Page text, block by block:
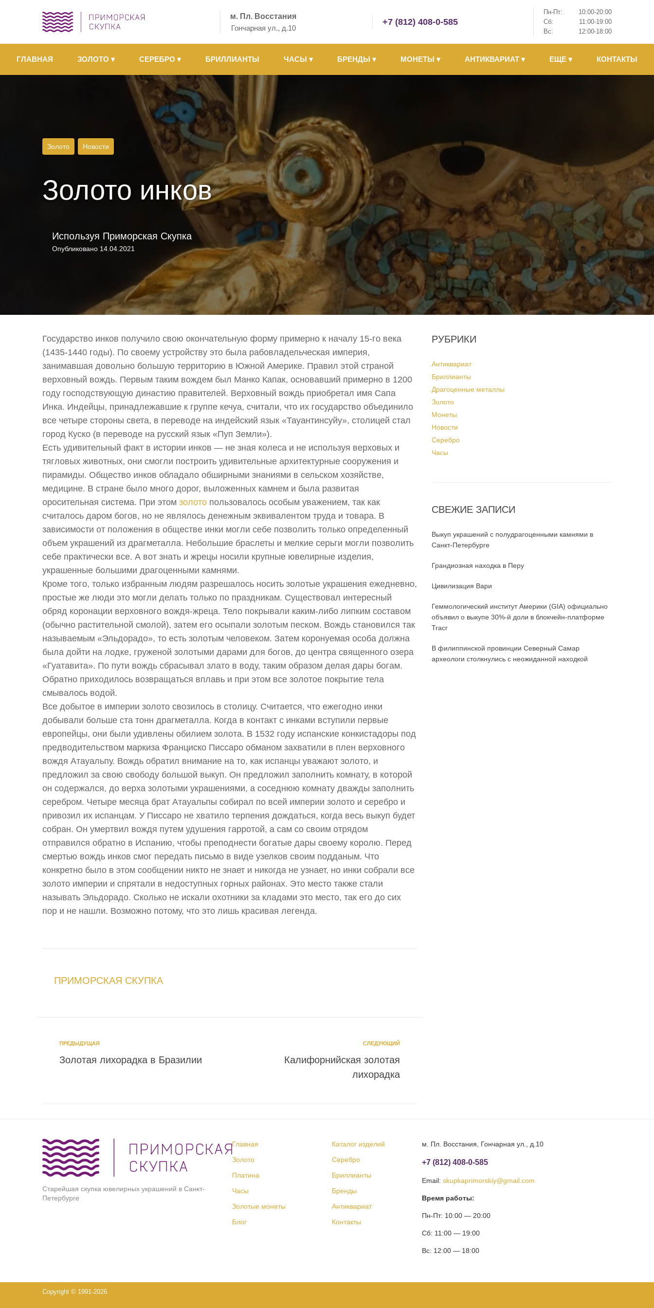
м. Пл. Восстания
Гончарная ул., д.10
+7 (812) 408-0-585
Пн-Пт:
10:00-20:00
Сб:
11:00-19:00
Вс:
12:00-18:00
ГЛАВНАЯ ЗОЛОТО ▾ СЕРЕБРО ▾ БРИЛЛИАНТЫ ЧАСЫ ▾ БРЕНДЫ ▾ МОНЕТЫ ▾ АНТИКВАРИАТ ▾ ЕЩЕ ▾ КОНТАКТЫ
Золото Новости
Золото инков
Используя Приморская Скупка
Опубликовано 14.04.2021
Государство инков получило свою окончательную форму примерно к началу 15-го века
(1435-1440 годы). По своему устройству это была рабовладельческая империя,
занимавшая довольно большую территорию в Южной Америке. Правил этой страной
верховный вождь. Первым таким вождем был Манко Капак, основавший примерно в 1200
году господствующую династию правителей. Верховный вождь приобретал имя Сапа
Инка. Индейцы, принадлежавшие к группе кечуа, считали, что их государство объединило
все четыре стороны света, в переводе на индейский язык «Тауантинсуйу», столицей стал
город Куско (в переводе на русский язык «Пуп Земли»).
Есть удивительный факт в истории инков — не зная колеса и не используя верховых и
тягловых животных, они смогли построить удивительные архитектурные сооружения и
пирамиды. Общество инков обладало обширными знаниями в сельском хозяйстве,
медицине. В стране было много дорог, выложенных камнем и была развитая
оросительная система. При этом золото пользовалось особым уважением, так как
считалось даром богов, но не являлось денежным эквивалентом труда и товара. В
зависимости от положения в обществе инки могли себе позволить только определенный
объем украшений из драгметалла. Небольшие браслеты и мелкие серьги могли позволить
себе практически все. А вот знать и жрецы носили крупные ювелирные изделия,
украшенные большими драгоценными камнями.
Кроме того, только избранным людям разрешалось носить золотые украшения ежедневно,
простые же люди это могли делать только по праздникам. Существовал интересный
обряд коронации верховного вождя-жреца. Тело покрывали каким-либо липким составом
(обычно растительной смолой), затем его осыпали золотым песком. Вождь становился так
называемым «Эльдорадо», то есть золотым человеком. Затем коронуемая особа должна
была дойти на лодке, груженой золотыми дарами для богов, до центра священного озера
«Гуатавита». По пути вождь сбрасывал злато в воду, таким образом делая дары богам.
Обратно приходилось возвращаться вплавь и при этом все золотое покрытие тела
смывалось водой.
Все добытое в империи золото свозилось в столицу. Считается, что ежегодно инки
добывали больше ста тонн драгметалла. Когда в контакт с инками вступили первые
европейцы, они были удивлены обилием золота. В 1532 году испанские конкистадоры под
предводительством маркиза Франциско Писсаро обманом захватили в плен верховного
вождя Атауальпу. Вождь обратил внимание на то, как испанцы уважают золото, и
предложил за свою свободу большой выкуп. Он предложил заполнить комнату, в которой
он содержался, до верха золотыми украшениями, а соседнюю комнату дважды заполнить
серебром. Четыре месяца брат Атауальпы собирал по всей империи золото и серебро и
привозил их испанцам. У Писсаро не хватило терпения дождаться, когда весь выкуп будет
собран. Он умертвил вождя путем удушения гарротой, а сам со своим отрядом
отправился обратно в Испанию, чтобы преподнести богатые дары своему королю. Перед
смертью вождь инков смог передать письмо в виде узелков своим подданым. Что
конкретно было в этом сообщении никто не знает и никогда не узнает, но инки собрали все
золото империи и спрятали в недоступных горных районах. Это место также стали
называть Эльдорадо. Сколько не искали охотники за кладами это место, так его до сих
пор и не нашли. Возможно потому, что это лишь красивая легенда.
ПРИМОРСКАЯ СКУПКА
ПРЕДЫДУЩАЯ
Золотая лихорадка в Бразилии
СЛЕДУЮЩИЙ
Калифорнийская золотая
лихорадка
РУБРИКИ
Антиквариат
Бриллианты
Драгоценные металлы
Золото
Монеты
Новости
Серебро
Часы
СВЕЖИЕ ЗАПИСИ
Выкуп украшений с полудрагоценными камнями в
Санкт-Петербурге
Грандиозная находка в Перу
Цивилизация Вари
Геммологический институт Америки (GIA) официально
объявил о выкупе 30%-й доли в блокчейн-платформе
Tracr
В филиппинской провинции Северный Самар
археологи столкнулись с неожиданной находкой
Старейшая скупка ювелирных украшений в Санкт-
Петербурге
Главная
Каталог изделий
Золото
Серебро
Платина
Бриллианты
Часы
Бренды
Золотые монеты
Антиквариат
Блог
Контакты
м. Пл. Восстания, Гончарная ул., д.10
+7 (812) 408-0-585
Email: skupkaprimorskiy@gmail.com
Время работы:
Пн-Пт: 10:00 — 20:00
Сб: 11:00 — 19:00
Вс: 12:00 — 18:00
Copyright © 1991-2026